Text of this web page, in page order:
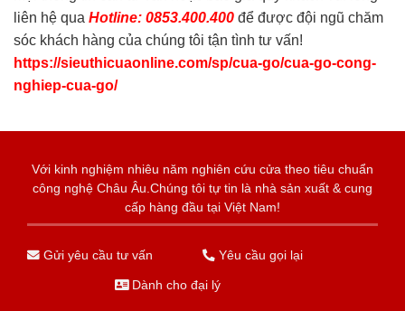
liên hệ qua Hotline: 0853.400.400 để được đội ngũ chăm
sóc khách hàng của chúng tôi tận tình tư vấn!
https://sieuthicuaonline.com/sp/cua-go/cua-go-cong-
nghiep-cua-go/
Với kinh nghiệm nhiêu năm nghiên cứu cửa theo tiêu chuẩn
công nghệ Châu Âu.Chúng tôi tự tin là nhà sản xuất & cung
cấp hàng đầu tại Việt Nam!
Gửi yêu cầu tư vấn Yêu cầu gọi lại
Dành cho đại lý